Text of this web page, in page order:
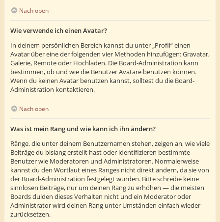
Nach oben
Wie verwende ich einen Avatar?
In deinem persönlichen Bereich kannst du unter „Profil“ einen
Avatar über eine der folgenden vier Methoden hinzufügen: Gravatar,
Galerie, Remote oder Hochladen. Die Board-Administration kann
bestimmen, ob und wie die Benutzer Avatare benutzen können.
Wenn du keinen Avatar benutzen kannst, solltest du die Board-
Administration kontaktieren.
Nach oben
Was ist mein Rang und wie kann ich ihn ändern?
Ränge, die unter deinem Benutzernamen stehen, zeigen an, wie viele
Beiträge du bislang erstellt hast oder identifizieren bestimmte
Benutzer wie Moderatoren und Administratoren. Normalerweise
kannst du den Wortlaut eines Ranges nicht direkt ändern, da sie von
der Board-Administration festgelegt wurden. Bitte schreibe keine
sinnlosen Beiträge, nur um deinen Rang zu erhöhen — die meisten
Boards dulden dieses Verhalten nicht und ein Moderator oder
Administrator wird deinen Rang unter Umständen einfach wieder
zurücksetzen.